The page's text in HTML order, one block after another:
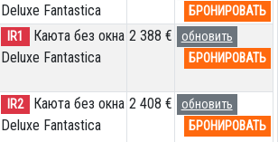
Deluxe Fantastica
БРОНИРОВАТЬ
IR1
Каюта без окна
Deluxe Fantastica
2 388 €
обновить
БРОНИРОВАТЬ
IR2
Каюта без окна
Deluxe Fantastica
2 408 €
обновить
БРОНИРОВАТЬ